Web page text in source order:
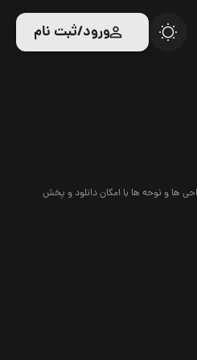
ورود/ثبت نام
ها و نوحه ها با امکان دانلود و پخش